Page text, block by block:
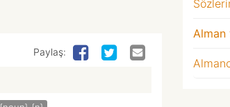
Paylaş:
Alman